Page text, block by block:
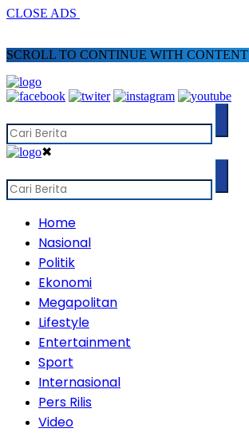
CLOSE ADS
SCROLL TO CONTINUE WITH CONTENT
✖
Home
Nasional
Politik
Ekonomi
Megapolitan
Lifestyle
Entertainment
Sport
Internasional
Pers Rilis
Video